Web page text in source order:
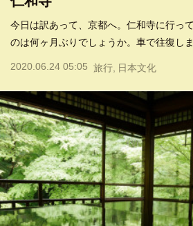
今日は訳あって、京都へ。仁和寺に行っ
のは何ヶ月ぶりでしょうか。車で往復し
2020.06.24 05:05 旅行 日本文化